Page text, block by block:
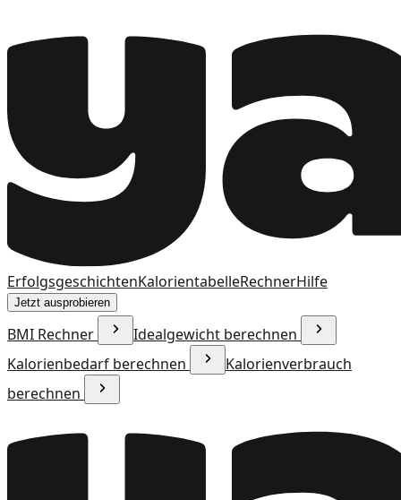
ErfolgsgeschichtenKalorientabelleRechnerHilfe
Jetzt ausprobieren
BMI Rechner
Idealgewicht berechnen
Kalorienbedarf berechnen
Kalorienverbrauch
berechnen